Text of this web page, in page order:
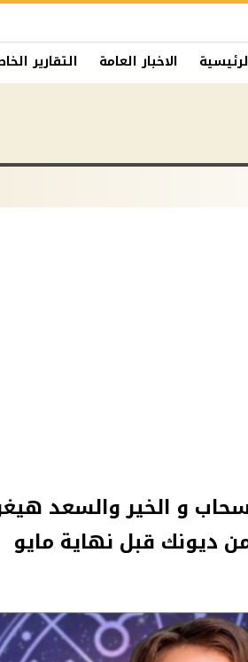
الاخبار العامة التقارير
و الخير والسعد
ديونك قبل نهاية مايو